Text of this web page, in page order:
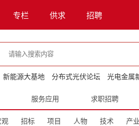
专栏 供求 招聘
新能源大基地 分布式光伏论坛 光电金属
服务应用 求职招聘
观 招标 项目 人物 技术 产业